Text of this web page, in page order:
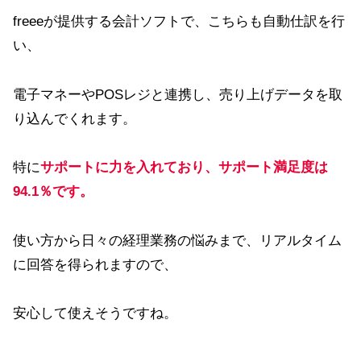
freeeが提供する会計ソフトで、こちらも自動仕訳を行
い、
電子マネーやPOSレジと連携し、売り上げデータを取
り込んでくれます。
特にサポートに力を入れており、サポート満足度は
94.1％です。
使い方から日々の経理業務の悩みまで、リアルタイム
に回答を得られますので、
安心して使えそうですね。